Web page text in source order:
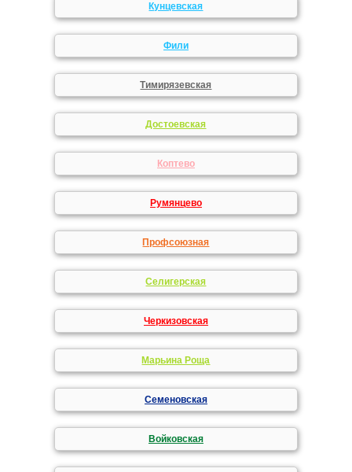
Кунцевская
Фили
Тимирязевская
Достоевская
Коптево
Румянцево
Профсоюзная
Селигерская
Черкизовская
Марьина Роща
Семеновская
Войковская